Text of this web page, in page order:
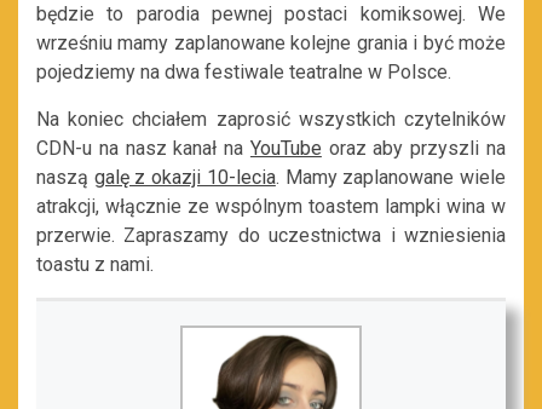
będzie to parodia pewnej postaci komiksowej. We
wrześniu mamy zaplanowane kolejne grania i być może
pojedziemy na dwa festiwale teatralne w Polsce.
Na koniec chciałem zaprosić wszystkich czytelników
CDN-u na nasz kanał na YouTube oraz aby przyszli na
naszą galę z okazji 10-lecia. Mamy zaplanowane wiele
atrakcji, włącznie ze wspólnym toastem lampki wina w
przerwie. Zapraszamy do uczestnictwa i wzniesienia
toastu z nami.